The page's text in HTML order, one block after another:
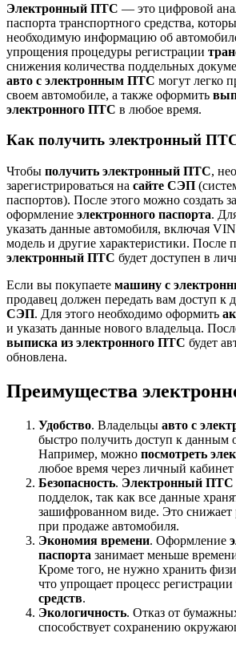
Электронный ПТС — это цифровой
паспорта транспортного средства,
необходимую информацию об
упрощения процедуры регистрации
снижения количества поддельных
авто с электронным ПТС могут легко
своем автомобиле, а также оформить
электронного ПТС в любое время.
Как получить электронный
Чтобы получить электронный ПТС,
зарегистрироваться на сайте СЭП
паспортов). После этого можно создать
оформление электронного паспорта.
указать данные автомобиля, включая
модель и другие характеристики. После
электронный ПТС будет доступен в
Если вы покупаете машину с
продавец должен передать вам доступ к
СЭП. Для этого необходимо оформить
и указать данные нового владельца.
выписка из электронного ПТС будет
обновлена.
Преимущества
Удобство. Владельцы авто с
быстро получить доступ к данным
Например, можно посмотреть
любое время через личный кабинет
Безопасность. Электронный ПТС
подделок, так как все данные
зашифрованном виде. Это снижает
при продаже автомобиля.
Экономия времени. Оформление
паспорта занимает меньше
Кроме того, не нужно хранить
что упрощает процесс регистрации
средств.
Экологичность. Отказ от
способствует сохранению